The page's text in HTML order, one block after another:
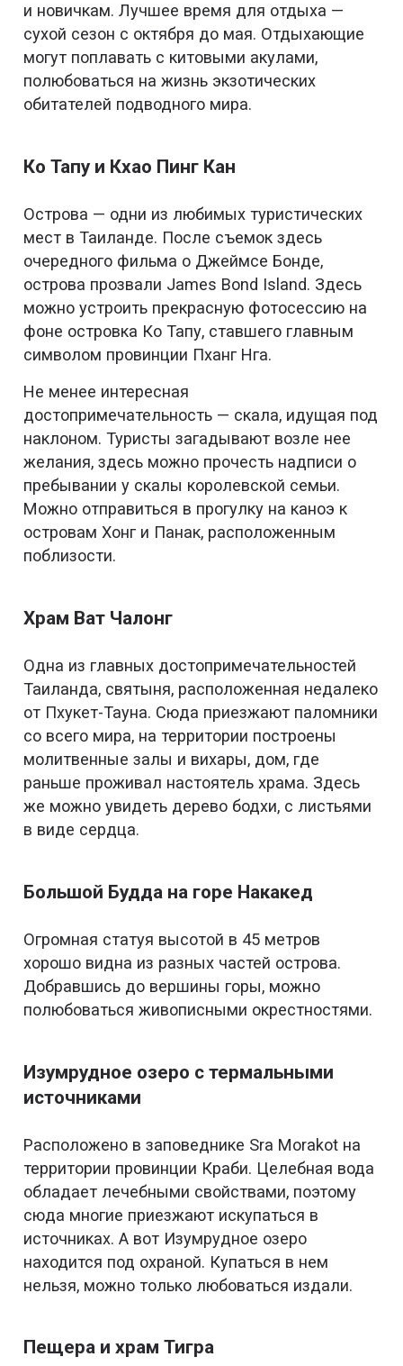
и новичкам. Лучшее время для отдыха —
сухой сезон с октября до мая. Отдыхающие
могут поплавать с китовыми акулами,
полюбоваться на жизнь экзотических
обитателей подводного мира.
Ко Тапу и Кхао Пинг Кан
Острова — одни из любимых туристических
мест в Таиланде. После съемок здесь
очередного фильма о Джеймсе Бонде,
острова прозвали James Bond Island. Здесь
можно устроить прекрасную фотосессию на
фоне островка Ко Тапу, ставшего главным
символом провинции Пханг Нга.
Не менее интересная
достопримечательность — скала, идущая под
наклоном. Туристы загадывают возле нее
желания, здесь можно прочесть надписи о
пребывании у скалы королевской семьи.
Можно отправиться в прогулку на каноэ к
островам Хонг и Панак, расположенным
поблизости.
Храм Ват Чалонг
Одна из главных достопримечательностей
Таиланда, святыня, расположенная недалеко
от Пхукет-Тауна. Сюда приезжают паломники
со всего мира, на территории построены
молитвенные залы и вихары, дом, где
раньше проживал настоятель храма. Здесь
же можно увидеть дерево бодхи, с листьями
в виде сердца.
Большой Будда на горе Накакед
Огромная статуя высотой в 45 метров
хорошо видна из разных частей острова.
Добравшись до вершины горы, можно
полюбоваться живописными окрестностями.
Изумрудное озеро с термальными
источниками
Расположено в заповеднике Sra Morakot на
территории провинции Краби. Целебная вода
обладает лечебными свойствами, поэтому
сюда многие приезжают искупаться в
источниках. А вот Изумрудное озеро
находится под охраной. Купаться в нем
нельзя, можно только любоваться издали.
Пещера и храм Тигра